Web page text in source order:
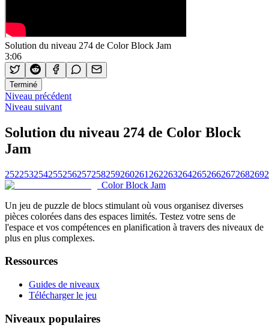
Solution du niveau 274 de Color Block Jam
3:06
Terminé
Niveau précédent
Niveau suivant
Solution du niveau 274 de Color Block
Jam
252253254255256257258259260261 262263264265266267268269
Color Block Jam
Un jeu de puzzle de blocs stimulant où vous organisez diverses
pièces colorées dans des espaces limités. Testez votre sens de
l'espace et vos compétences en planification à travers des niveaux de
plus en plus complexes.
Ressources
Guides de niveaux
Télécharger le jeu
Niveaux populaires